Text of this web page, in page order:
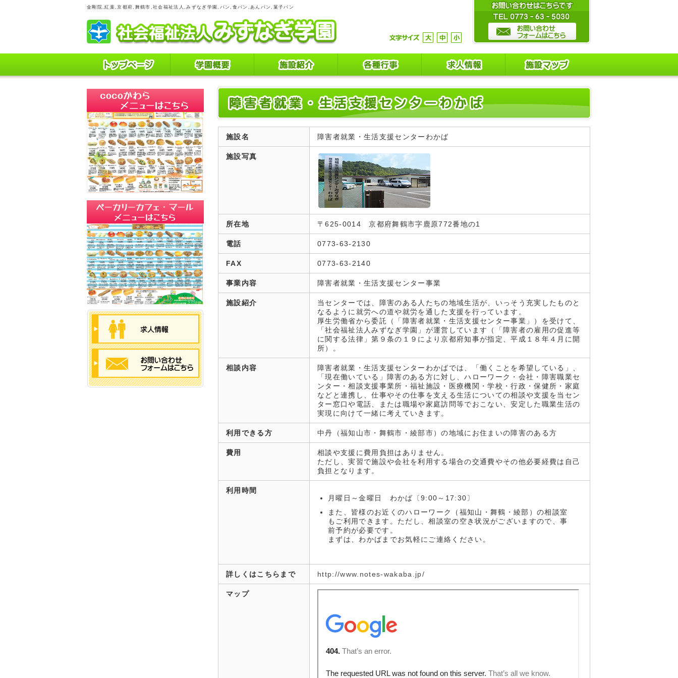
金剛院,紅葉,京都府,舞鶴市,社会福祉法人,みずなぎ学園,パン,食パン,あんパン,菓子パン
施設名 障害者就業・生活支援センターわかば
施設写真
所在地 〒625-0014 京都府舞鶴市字鹿原772番地の1
電話 0773-63-2130
FAX 0773-63-2140
事業内容 障害者就業・生活支援センター事業
施設紹介
当センターでは、障害のある人たちの地域生活が、いっそう充実したものと
なるように就労への道や就労を通した支援を行っています。
厚生労働省から委託（「障害者就業・生活支援センター事業」）を受けて、
「社会福祉法人みずなぎ学園」が運営しています（「障害者の雇用の促進等
に関する法律」第９条の１９により京都府知事が指定、平成１８年４月に開
所）。
相談内容
障害者就業・生活支援センターわかばでは、「働くことを希望している」、
「現在働いている」障害のある方に対し、ハローワーク・会社・障害職業セ
ンター・相談支援事業所・福祉施設・医療機関・学校・行政・保健所・家庭
などと連携し、仕事やその仕事を支える生活についての相談や支援を当セン
ター窓口や電話、または職場や家庭訪問等でおこない、安定した職業生活の
実現に向けて一緒に考えていきます。
利用できる方 中丹（福知山市・舞鶴市・綾部市）の地域にお住まいの障害のある方
費用
相談や支援に費用負担はありません。
ただし、実習で施設や会社を利用する場合の交通費やその他必要経費は自己
負担となります。
利用時間
月曜日～金曜日 わかば〔9:00～17:30〕
また、皆様のお近くのハローワーク（福知山・舞鶴・綾部）の相談室
もご利用できます。ただし、相談室の空き状況がございますので、事
前予約が必要です。
まずは、わかばまでお気軽にご連絡ください。
詳しくはこちらまで http://www.notes-wakaba.jp/
マップ